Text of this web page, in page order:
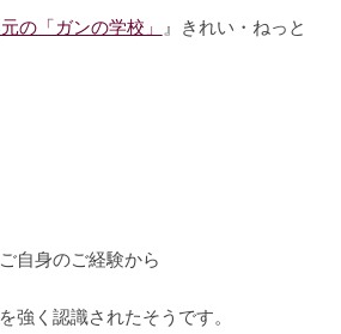
の「ガンの学校」 』きれい・ねっと
自身のご経験から
強く認識されたそうです。